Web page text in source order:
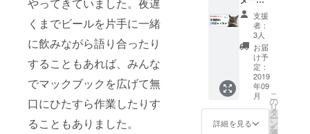
くまでビールを片手に一緒
に飲みながら語り合ったり
することもあれば、みんな
でマックブックを広げて無
口にひたすら作業したりす
ることもありました。
に挑戦。
今は中国の
シリコンバ
レーと呼ば
れる深セン
にて会社を
設立し、深
ご支援
者様限
定FBグ
ループ
へのご
招待 ●
リバ邸
深セン
のメン
バーか
らのお
ン】 ●
中国語
の初学
者向け
に1時間
のアド
バイス
（3ヶ月
でHSK5
級を合
格に導
支援
者：
3人
お届
け予
定：
2019
年09
月
詳細を見る
こ
の
リ
タ
ー
ン
を